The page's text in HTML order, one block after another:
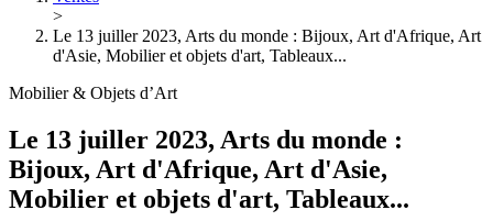
>
Le 13 juiller 2023, Arts du monde : Bijoux, Art d'Afrique, Art
d'Asie, Mobilier et objets d'art, Tableaux...
Mobilier & Objets d’Art
Le 13 juiller 2023, Arts du monde :
Bijoux, Art d'Afrique, Art d'Asie,
Mobilier et objets d'art, Tableaux...